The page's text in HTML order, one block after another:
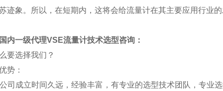
迹象。所以，在短期内，这将会给流量计在其主要应用行业
内一级代理VSE流量计技术选型咨询：
要选择我们？
势：
成立时间久远，经验丰富，有专业的选型技术团队，专业